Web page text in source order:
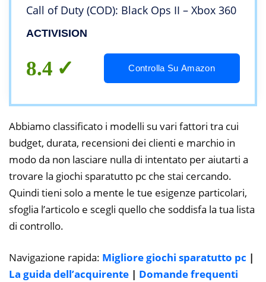
Call of Duty (COD): Black Ops II – Xbox 360
ACTIVISION
8.4 Controlla Su Amazon
Abbiamo classificato i modelli su vari fattori tra cui
budget, durata, recensioni dei clienti e marchio in
modo da non lasciare nulla di intentato per aiutarti a
trovare la giochi sparatutto pc che stai cercando.
Quindi tieni solo a mente le tue esigenze particolari,
sfoglia l’articolo e scegli quello che soddisfa la tua lista
di controllo.
Navigazione rapida: Migliore giochi sparatutto pc |
La guida dell’acquirente | Domande frequenti